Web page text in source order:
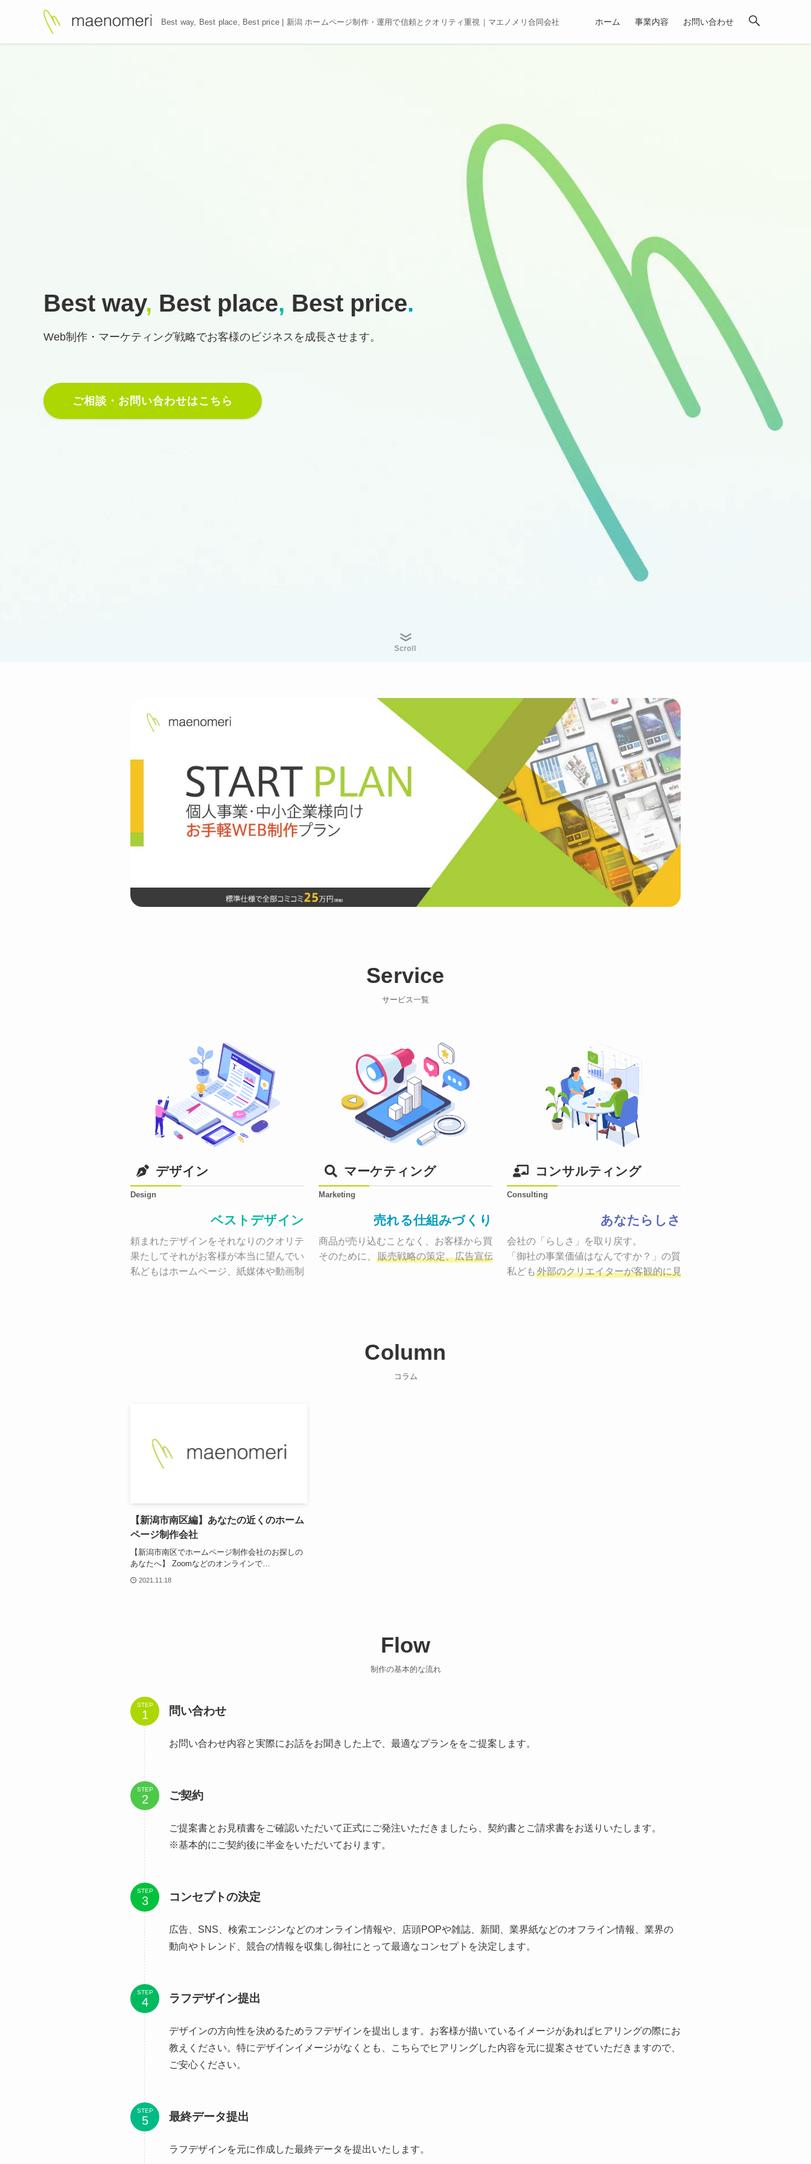
Best way, Best place, Best price | 新潟 ホームページ制作・運用で信頼とクオリティ重視｜マエノメリ合同会社 ホーム 事業内容 お問い合わせ
Best way, Best place, Best price.
Web制作・マーケティング戦略でお客様のビジネスを成長させます。
ご相談・お問い合わせはこちら
Scroll
Service
サービス一覧
デザイン
Design
ベストデザイン
頼まれたデザインをそれなりのクオリティーで作り納品する。
果たしてそれがお客様が本当に望んでいた、デザインのゴールでしょうか。
私どもはホームページ、紙媒体や動画制作まで
お客様のサービスを適した場所へ届けるために、適切な方法を企画しご提案いたします。
マーケティング
Marketing
売れる仕組みづくり
商品が売り込むことなく、お客様から買いたくなる状態をつくるために、適した場所へ適切なターゲットに向け
そのために、
販売戦略の策定、広告宣伝に効果検証までの一連のプロセスを考え実行・検証・修正
コンサルティング
Consulting
あなたらしさ
会社の「らしさ」を取り戻す。
「御社の事業価値はなんですか？」の質問に答えることはできるでし
私ども 外部のクリエイターが客観的に見ながら最終的な絵を描き、
Column
コラム
【新潟市南区編】あなたの近くのホーム
ページ制作会社
【新潟市南区でホームページ制作会社のお探しの
あなたへ】 Zoomなどのオンラインで…
2021.11.18
Flow
制作の基本的な流れ
STEP 問い合わせ
お問い合わせ内容と実際にお話をお聞きした上で、最適なプランををご提案します。
STEP ご契約
ご提案書とお見積書をご確認いただいて正式にご発注いただきましたら、契約書とご請求書をお送りいたします。
※基本的にご契約後に半金をいただいております。
STEP コンセプトの決定
広告、SNS、検索エンジンなどのオンライン情報や、店頭POPや雑誌、新聞、業界紙などのオフライン情報、業界の
動向やトレンド、競合の情報を収集し御社にとって最適なコンセプトを決定します。
STEP ラフデザイン提出
デザインの方向性を決めるためラフデザインを提出します。お客様が描いているイメージがあればヒアリングの際にお
教えください。特にデザインイメージがなくとも、こちらでヒアリングした内容を元に提案させていただきますので、
ご安心ください。
STEP 最終データ提出
ラフデザインを元に作成した最終データを提出いたします。